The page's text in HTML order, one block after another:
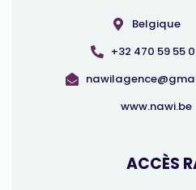
Belgique
+32 470 59 55
www.nawi.be
ACCÈS